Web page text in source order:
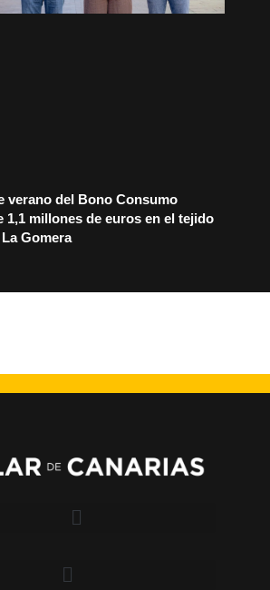
verano del Bono Consumo
1,1 millones de euros en el tejido
Gomera